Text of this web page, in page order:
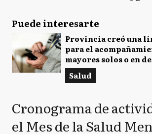
Puede interesarte
Provincia creó una
para el
mayores solos o en
Salud
Cronograma de
el Mes de la Salud